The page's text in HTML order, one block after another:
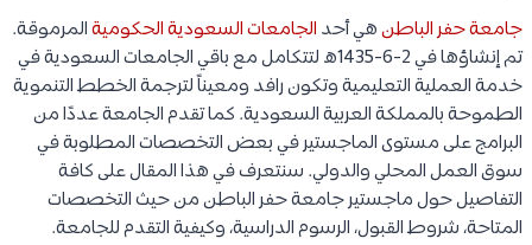
جامعة حفر الباطنهي أحد الجامعات السعودية الحكوميةالمرموقة.
تم إنشاؤها في 2-6-1435ه لتتكامل مع باقي الجامعات السعودية في
خدمة العملية التعليمية وتكون رافد ومعيناً لترجمة الخطط التنموية
الطموحة بالمملكة العربية السعودية. كما تقدم الجامعة عددًا من
البرامج على مستوى الماجستير في بعض التخصصات المطلوبة في
سوق العمل المحلي والدولي. سنتعرف في هذا المقال على كافة
التفاصيل حول ماجستير جامعة حفر الباطن من حيث التخصصات
المتاحة، شروط القبول، الرسوم الدراسية، وكيفية التقدم للجامعة.